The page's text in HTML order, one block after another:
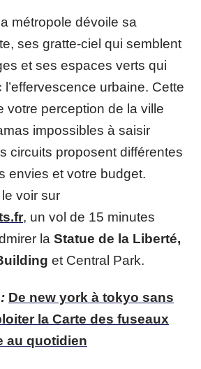
métropole dévoile sa
ses gratte-ciel qui semblent
et ses espaces verts qui
urbaine. Cette
votre perception de la ville
impossibles à saisir
circuits proposent différentes
envies et votre budget.
voir sur
, un vol de 15 minutes
la Statue de la Liberté,
et Central Park.
De new york à tokyo sans
la Carte des fuseaux
au quotidien